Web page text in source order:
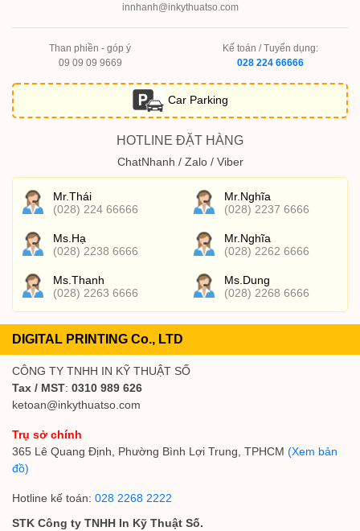
innhanh@inkythuatso.com
Than phiền - góp ý
09 09 09 9669
Kế toán / Tuyển dụng:
028 224 66666
Car Parking
HOTLINE ĐẶT HÀNG
ChatNhanh / Zalo / Viber
Mr.Thái
(028) 224 66666
Mr.Nghĩa
(028) 2237 6666
Ms.Hạ
(028) 2238 6666
Mr.Nghĩa
(028) 2262 6666
Ms.Thanh
(028) 2263 6666
Ms.Dung
(028) 2268 6666
DIGITAL PRINTING Co., LTD
CÔNG TY TNHH IN KỸ THUẬT SỐ
Tax / MST: 0310 989 626
ketoan@inkythuatso.com
Trụ sở chính
365 Lê Quang Định, Phường Bình Lợi Trung, TPHCM (Xem bản
đồ)
Hotline kế toán: 028 2268 2222
STK Công ty TNHH In Kỹ Thuật Số.